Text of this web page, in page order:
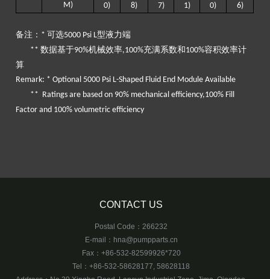
M)
0)
8)
7)
1)
0)
6)
备注： * 可选5000 Psi L型液力端
**数据基于90%机械效率,100%充满系数和 100%容积效率计
算
Remark: * Optional 5000 Psi L-Shaped Fluid End Module Available
** Ratings are based on 90% mechanical efficiency,100% Fill
Factor and 100% volumetric efficiency
CONTACT US
Postal Code：266232
E-mail： hna@pumpparts.cn
Fax：+86-532-82599926*720
Tel：+86-532-58628177, 58628118